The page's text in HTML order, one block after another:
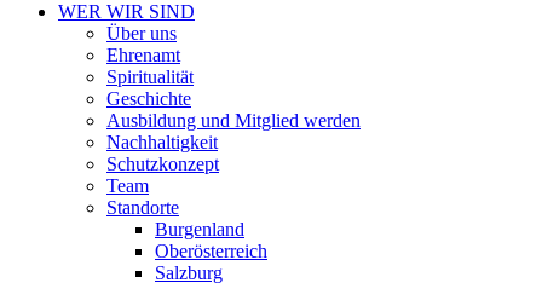
WER WIR SIND
Über uns
Ehrenamt
Spiritualität
Geschichte
Ausbildung und Mitglied werden
Nachhaltigkeit
Schutzkonzept
Team
Standorte
Burgenland
Oberösterreich
Salzburg